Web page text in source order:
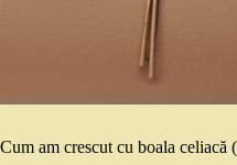
Cum am crescut cu boala celiacă